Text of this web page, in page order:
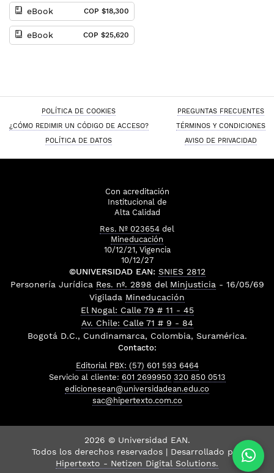
eBook COP $18,300
eBook COP $25,620
POLÍTICA DE COOKIES
PREGUNTAS FRECUENTES
¿CÓMO REDIMIR UN CÓDIGO DE ACCESO?
TÉRMINOS Y CONDICIONES
POLÍTICA DE DATOS
AVISO DE PRIVACIDAD
Con acreditación
Institucional de
Alta Calidad
Res. Nº 023654 del
Mineducación
10/12/21, Vigencia
10/12/27
©UNIVERSIDAD EAN: SNIES 2812
Personería Jurídica Res. nº. 2898 del Minjusticia - 16/05/69
Vigilada Mineducación
El Nogal: Calle 79 # 11 - 45
Av. Chile: Calle 71 # 9 - 84
Bogotá D.C., Cundinamarca, Colombia, Suramérica.
Contacto:
Editorial PBX: (57) 601 593 6464
Servicio al cliente: 601 2699950 320 850 0513
edicionesean@universidadean.edu.co
sac@hipertexto.com.co
2026 © Universidad EAN.
Todos los derechos reservados | Desarrollado por
Hipertexto - Netizen Digital Solutions.